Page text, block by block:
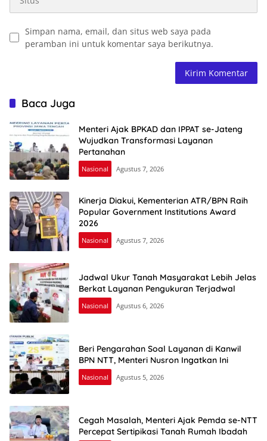
Simpan nama, email, dan situs web saya pada
peramban ini untuk komentar saya berikutnya.
Baca Juga
Menteri Ajak BPKAD dan IPPAT se-Jateng
Wujudkan Transformasi Layanan
Pertanahan
Nasional Agustus 7, 2026
Kinerja Diakui, Kementerian ATR/BPN Raih
Popular Government Institutions Award
2026
Nasional Agustus 7, 2026
Jadwal Ukur Tanah Masyarakat Lebih Jelas
Berkat Layanan Pengukuran Terjadwal
Nasional Agustus 6, 2026
Beri Pengarahan Soal Layanan di Kanwil
BPN NTT, Menteri Nusron Ingatkan Ini
Nasional Agustus 5, 2026
Cegah Masalah, Menteri Ajak Pemda se-NTT
Percepat Sertipikasi Tanah Rumah Ibadah